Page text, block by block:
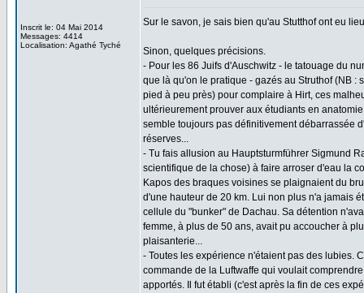
Inscrit le: 04 Mai 2014
Messages: 4414
Localisation: Agathé Tyché
Sur le savon, je sais bien qu'au Stutthof ont eu
Sinon, quelques précisions.
- Pour les 86 Juifs d'Auschwitz - le tatouage du
que là qu'on le pratique - gazés au Struthof (NB :
pied à peu près) pour complaire à Hirt, ces
ultérieurement prouver aux étudiants en
semble toujours pas définitivement débarrassée
réserves...
- Tu fais allusion au Hauptsturmführer Sigmund
scientifique de la chose) à faire arroser d'eau la
Kapos des braques voisines se plaignaient du
d'une hauteur de 20 km. Lui non plus n'a jamais
cellule du "bunker" de Dachau. Sa détention
femme, à plus de 50 ans, avait pu accoucher à
plaisanterie...
- Toutes les expérience n'étaient pas des lubies.
commande de la Luftwaffe qui voulait
apportés. Il fut établi (c'est après la fin de ces